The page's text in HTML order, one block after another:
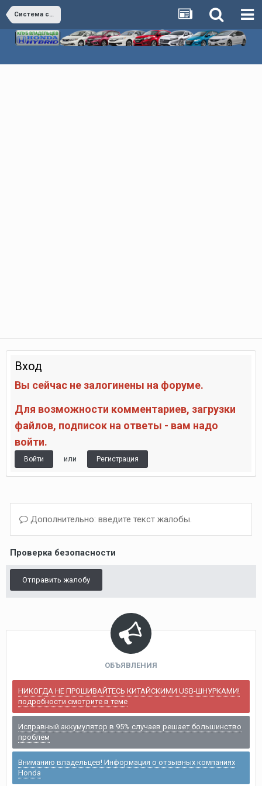
Система смазки двигателя
Вход
Вы сейчас не залогинены на форуме.
Для возможности комментариев, загрузки
файлов, подписок на ответы - вам надо
войти.
Войти или Регистрация
Дополнительно: введите текст жалобы.
Проверка безопасности
Отправить жалобу
ОБЪЯВЛЕНИЯ
НИКОГДА НЕ ПРОШИВАЙТЕСЬ КИТАЙСКИМИ USB-ШНУРКАМИ!
подробности смотрите в теме
Исправный аккумулятор в 95% случаев решает большинство
проблем
Вниманию владельцев! Информация о отзывных компаниях
Honda